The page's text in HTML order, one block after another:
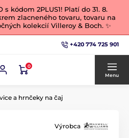
s kódom 2PLUS1! Platí do 31. 8.
zlacneného tovaru, tovaru na
kolekcií Villeroy & Boch. ✨
+420 774 725 901
0
Menu
a hrnčeky na čaj
Výrobca